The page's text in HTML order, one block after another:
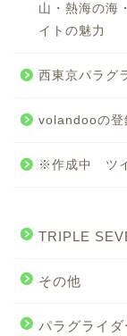
山・熱海の海
イトの魅力
西東京パラグ
volandooの登
※作成中 ツイ
TRIPLE
その他
パラグライダ